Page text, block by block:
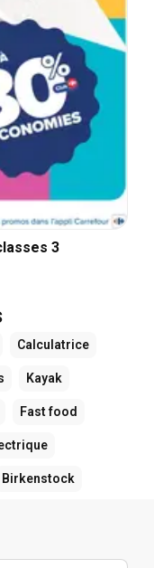
3
Calculatrice
Kayak
Fast food
Birkenstock